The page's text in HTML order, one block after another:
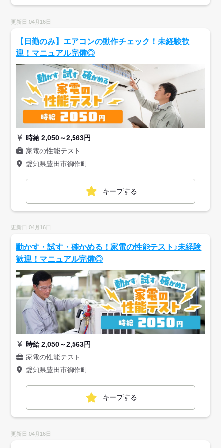
更新日:04月16日
【日勤のみ】エアコンの動作チェック！未経験歓
迎！マニュアル完備◎
時給 2,050～2,563円
家電の性能テスト
愛知県豊田市御作町
キープする
更新日:04月16日
動かす・試す・確かめる！家電の性能テスト♪未経験
歓迎！マニュアル完備◎
時給 2,050～2,563円
家電の性能テスト
愛知県豊田市御作町
キープする
更新日:04月16日